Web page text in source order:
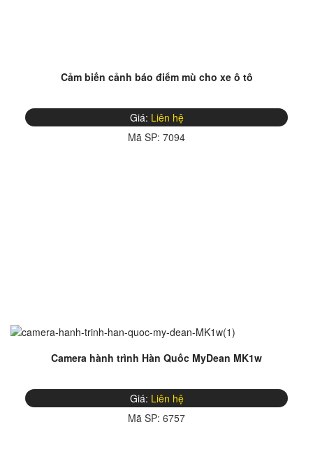
Cảm biến cảnh báo điểm mù cho xe ô tô
Giá: Liên hệ
Mã SP: 7094
Camera hành trình Hàn Quốc MyDean MK1w
Giá: Liên hệ
Mã SP: 6757